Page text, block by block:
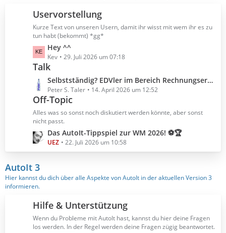
Uservorstellung
Kurze Text von unseren Usern, damit ihr wisst mit wem ihr es zu
tun habt (bekommt) *gg*
L
e
t
e
B
e
t
g
e
Hey ^^
Kev 29. Juli 2026 um 07:18
Talk
t
z
t
e
B
e
t
r
ä
g
e
Selbstständig? EDVler im Bereich Rechnungserstellung?
Peter S. Taler 14. April 2026 um 12:52
Off-Topic
Alles was so sonst noch diskutiert werden könnte, aber sonst
nicht passt.
L
e
t
z
t
e
e
i
t
Das AutoIt-Tippspiel zur WM 2026! ⚽🏆
UEZ 22. Juli 2026 um 10:58
AutoIt 3
Hier kannst du dich über alle Aspekte von AutoIt in der aktuellen Version 3
informieren.
Hilfe & Unterstützung
Wenn du Probleme mit AutoIt hast, kannst du hier deine Fragen
los werden. In der Regel werden deine Fragen zügig beantwortet.